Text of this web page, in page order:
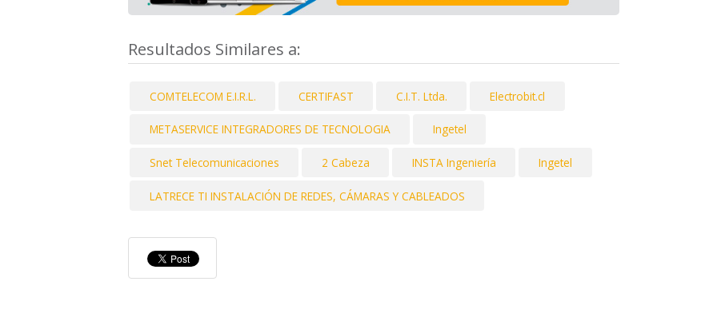
Resultados Similares a:
COMTELECOM E.I.R.L. CERTIFAST C.I.T. Ltda. Electrobit.cl
METASERVICE INTEGRADORES DE TECNOLOGIA Ingetel
Snet Telecomunicaciones 2 Cabeza INSTA Ingeniería Ingetel
LATRECE TI INSTALACIÓN DE REDES, CÁMARAS Y CABLEADOS